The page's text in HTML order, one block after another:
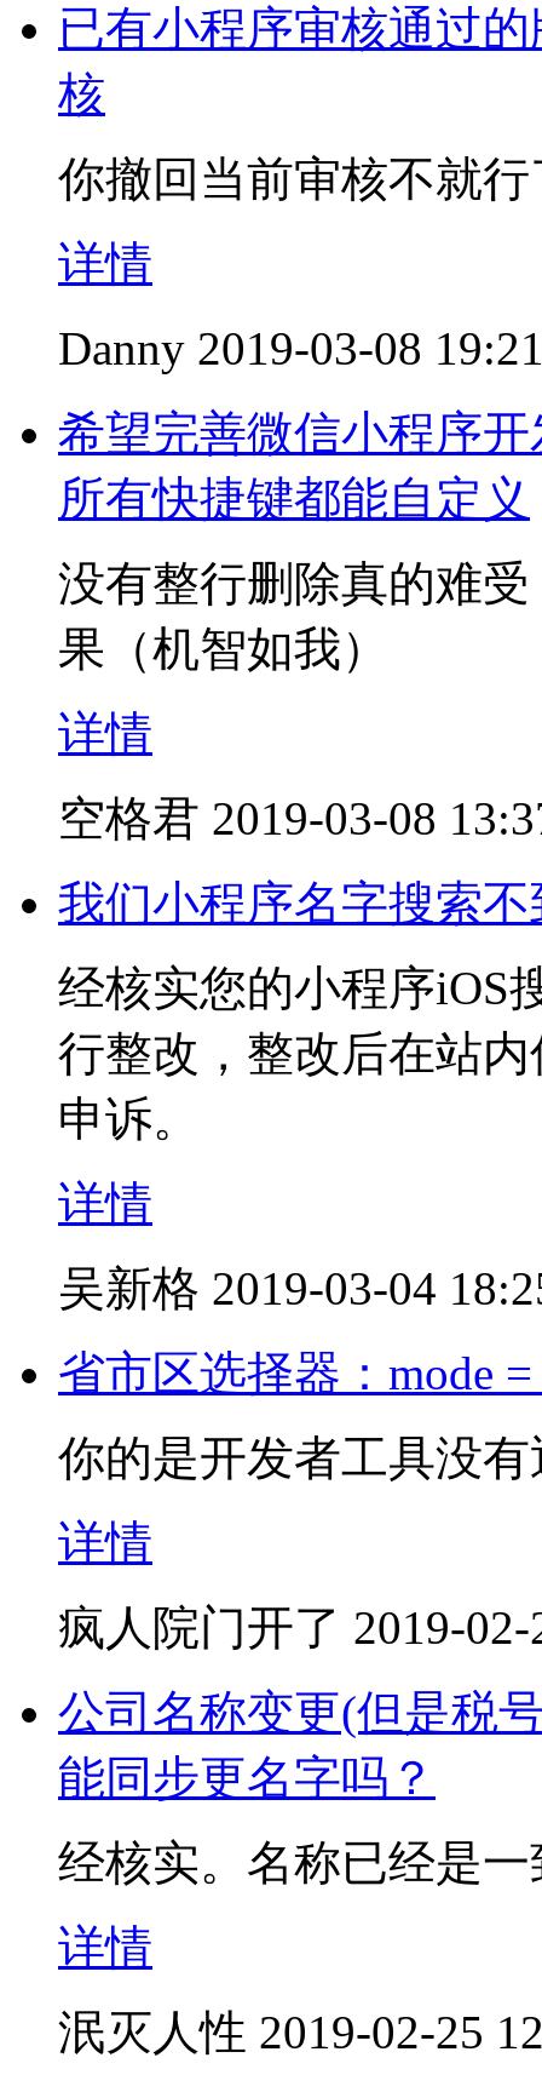
已有小程序审核通过
核
你撤回当前审核不就行
详情
Danny 2019-03-08
希望完善微信小程序
所有快捷键都能自定义
没有整行删除真的难
果（机智如我）
详情
空格君 2019-03-08
我们小程序名字搜索
经核实您的小程序iOS
行整改，整改后在站
申诉。
详情
吴新格 2019-03-04
省市区选择器：mode
你的是开发者工具没有
详情
疯人院门开了 2019-
公司名称变更(但是税
能同步更名字吗？
经核实。名称已经是
详情
泯灭人性 2019-02-25